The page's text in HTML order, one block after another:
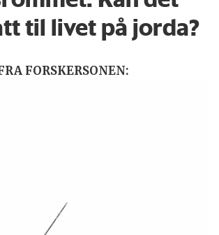
til livet på jorda?
FORSKERSONEN: